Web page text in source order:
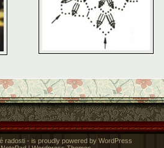
radosti - is proudly powered by WordPress